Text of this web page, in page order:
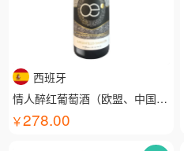
西班牙
情人醉红葡萄酒（欧盟、中国有机认证）
278.00